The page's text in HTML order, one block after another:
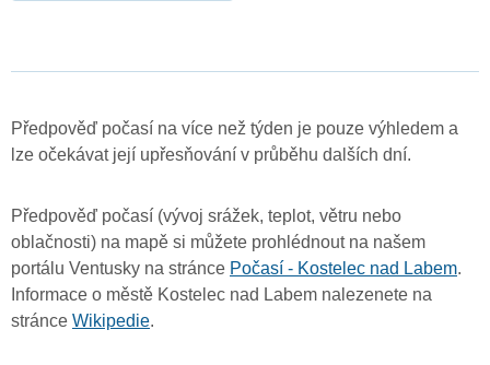
Předpověď počasí na více než týden je pouze výhledem a
lze očekávat její upřesňování v průběhu dalších dní.
Předpověď počasí (vývoj srážek, teplot, větru nebo
oblačnosti) na mapě si můžete prohlédnout na našem
portálu Ventusky na stránce Počasí - Kostelec nad Labem.
Informace o městě Kostelec nad Labem nalezenete na
stránce Wikipedie.